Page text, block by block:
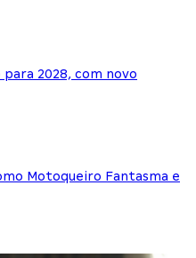
2028, com novo
Motoqueiro Fantasma e